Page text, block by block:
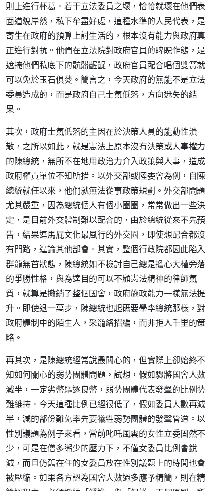
則上進行杯葛。若干立法委員之壞，恰恰就壞在他們表
面道貌岸然，私下牟盡好處，這種水準的人民代表，是
寄生在政府的預算上討生活的，根本沒有能力與政府真
正進行對抗。他們在立法院對政府官員的睥睨作態，是
遮掩他們私底下的骯髒齷齪，政府官員配合唱個雙簧就
可以免於玉石俱焚。簡言之，今天政府的無能不是立法
委員造成的，而是政府自己士氣低落，方向迷失的結
果。
其次，政府士氣低落的主因在於決策人員的能動性潰
散，之所以如此，就是憲法上原本沒有決策或人事權力
的陳總統，無所不在地用政治力介入政策與人事，造成
政府權責單位不知所措。以外交部或陸委會為例，自陳
總統就任以來，他們就無法從事政策規劃。外交部問題
尤其嚴重，因為總統個人有個小圈圈，常常做出一些決
定，是目前外交體制難以配合的，由於總統從來不先預
告，結果連馬屁文化最風行的外交圈，即使想配合都沒
有門路，遑論其他部會。其實，整個行政院都因此陷入
群龍無首狀態，陳總統如不檢討自己總是擔心大權旁落
的爭勝性格，與為達目的可以不顧憲法精神的律師氣
質，就算是撤銷了整個國會，政府施政能力一樣無法提
升。即使退一萬步，陳總統也起碼要學李總統那樣，對
政府體制中的陌生人，采籠絡招編，而非拒人千里的策
略。
再其次，是陳總統經常說最關心的，但實際上卻始終不
知如何關心的弱勢團體問題。試想，假如驟將國會人數
減半，一定劣幣驅逐良幣，弱勢團體代表發聲的比例勢
難維持。今天這種比例已經很低了，假如委員人數再減
半，減的部份難免率先要犧牲弱勢團體的發聲管道。以
性別議題為例子來看，當前叱吒風雲的女性立委固然不
少，可是在僧多粥少的壓力下，不僅女委員比例會銳
減，而且仍舊在任的女委員放在性別議題上的時間也會
被壓縮。如果各方認為國會人數過多應予精簡，則在精